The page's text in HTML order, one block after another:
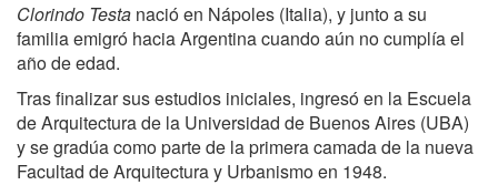
Clorindo Testa nació en Nápoles (Italia), y junto a su
familia emigró hacia Argentina cuando aún no cumplía el
año de edad.
Tras finalizar sus estudios iniciales, ingresó en la Escuela
de Arquitectura de la Universidad de Buenos Aires (UBA)
y se gradúa como parte de la primera camada de la nueva
Facultad de Arquitectura y Urbanismo en 1948.